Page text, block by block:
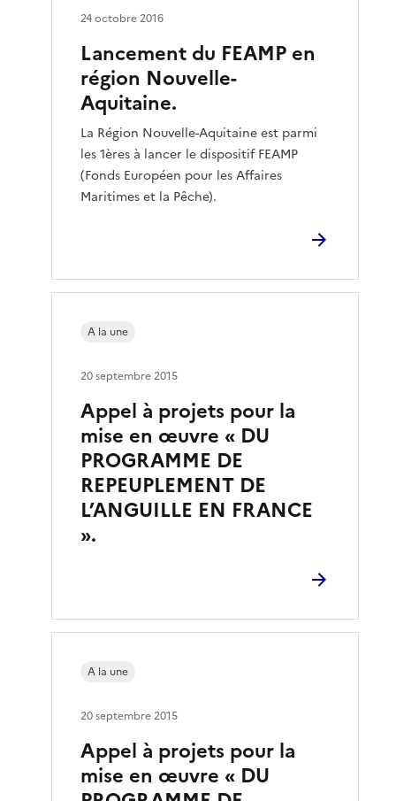
Lancement du FEAMP en
région Nouvelle-
Aquitaine.
La Région Nouvelle-Aquitaine est parmi
les 1ères à lancer le dispositif FEAMP
(Fonds Européen pour les Affaires
Maritimes et la Pêche).
24 octobre 2016
Appel à projets pour la
mise en œuvre « DU
PROGRAMME DE
REPEUPLEMENT DE
L’ANGUILLE EN FRANCE
».
A la une
20 septembre 2015
Appel à projets pour la
mise en œuvre « DU
A la une
20 septembre 2015